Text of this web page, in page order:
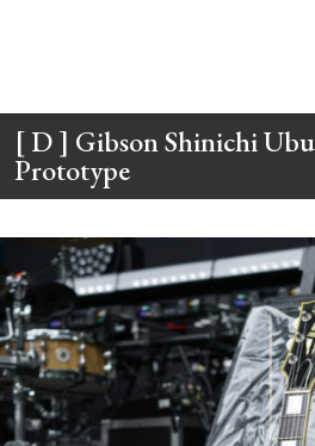
[ D ] Gibson Shinichi
Prototype